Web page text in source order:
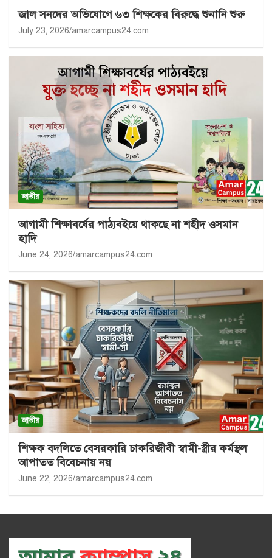
জাল সনদের অভিযোগে ৬৩ শিক্ষকের বিরুদ্ধে শুনানি শুরু
July 23, 2026 amarcampus24.com
জাতীয়
আগামী শিক্ষাবর্ষের পাঠ্যবইয়ে থাকছে না শহীদ ওসমান
হাদি
June 24, 2026 amarcampus24.com
জাতীয়
শিক্ষক বদলিতে বেসরকারি চাকরিজীবী স্বামী-স্ত্রীর কর্মস্থল
আপাতত বিবেচনায় নয়
June 22, 2026 amarcampus24.com